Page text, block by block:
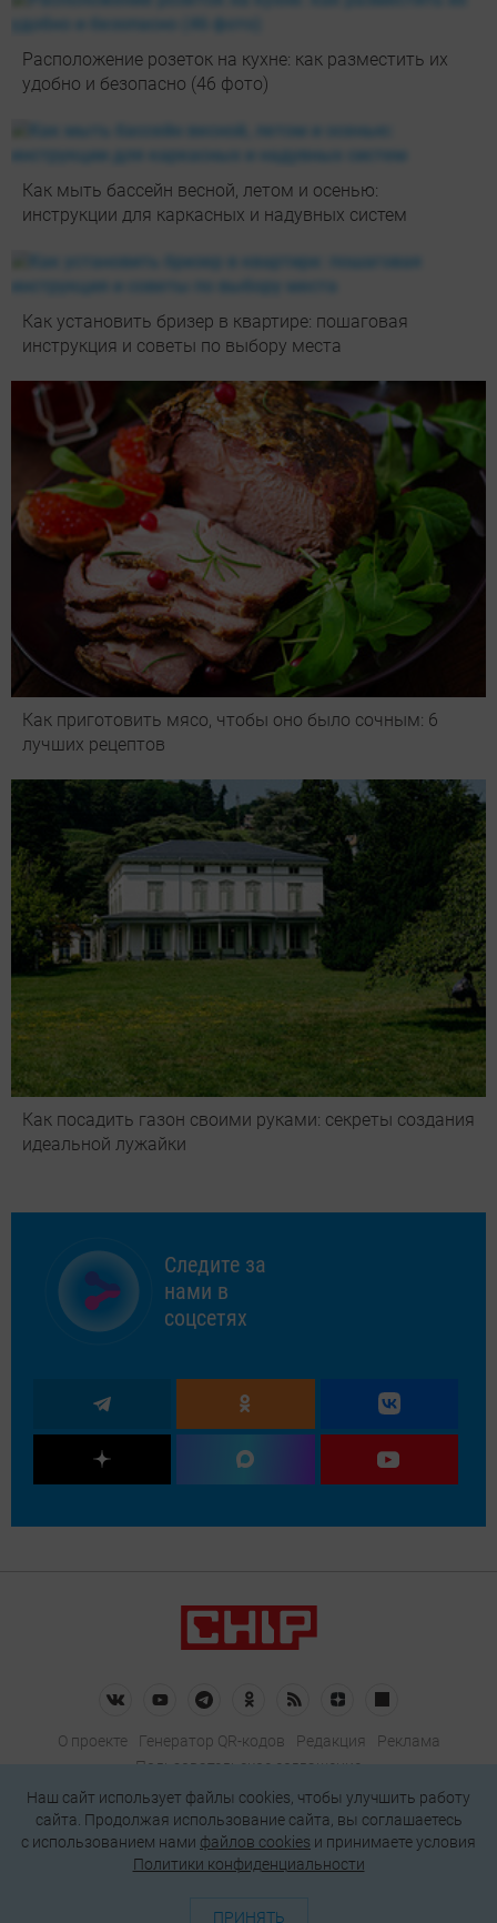
Расположение розеток на кухне: как разместить их
удобно и безопасно (46 фото)
Как мыть бассейн весной, летом и осенью:
инструкции для каркасных и надувных систем
Как установить бризер в квартире: пошаговая
инструкция и советы по выбору места
Как приготовить мясо, чтобы оно было сочным: 6
лучших рецептов
Как посадить газон своими руками: секреты создания
идеальной лужайки
Следите за
нами в
соцсетях
О проекте Генератор QR-кодов Редакция
Реклама
Пользовательское соглашение
Политика конфиденциальности
Подписаться на рассылку
127018, Москва, ул. Полковая, д. 3, стр. 4, помещение I, комн. 23
Наш сайт использует файлы cookies, чтобы улучшить работу
сайта. Продолжая использование сайта, вы соглашаетесь
c использованием нами файлов cookies и принимаете условия
Политики конфиденциальности
ПРИНЯТЬ